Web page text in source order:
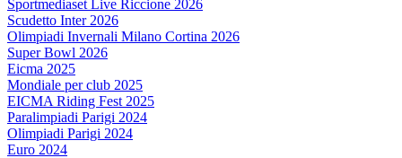
Sportmediaset Live Riccione 2026
Scudetto Inter 2026
Olimpiadi Invernali Milano Cortina 2026
Super Bowl 2026
Eicma 2025
Mondiale per club 2025
EICMA Riding Fest 2025
Paralimpiadi Parigi 2024
Olimpiadi Parigi 2024
Euro 2024